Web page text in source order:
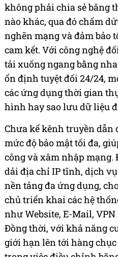
không phải chia sẻ băng
nào khác, qua đó chấm
nghẽn mạng và đảm bảo
cam kết. Với công nghệ
tải xuống ngang bằng
ổn định tuyệt đối 24/24,
các ứng dụng thời gian
hình hay sao lưu dữ liệu
Chưa kể kênh truyền dẫn
mức độ bảo mật tối đa,
công và xâm nhập mạng.
dải địa chỉ IP tĩnh, dịch
nền tảng đa ứng dụng,
chủ triển khai các hệ
như Website, E-Mail,
Đồng thời, với khả năng
giới hạn lên tới hàng